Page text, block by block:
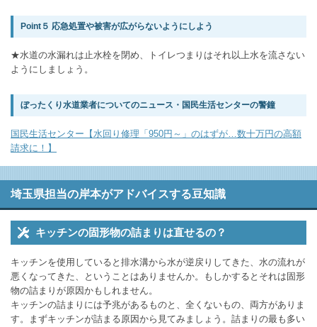
Point５ 応急処置や被害が広がらないようにしよう
★水道の水漏れは止水栓を閉め、トイレつまりはそれ以上水を流さない
ようにしましょう。
ぼったくり水道業者についてのニュース・国民生活センターの警鐘
国民生活センター【水回り修理「950円～」のはずが…数十万円の高額
請求に！】
埼玉県担当の岸本がアドバイスする豆知識
キッチンの固形物の詰まりは直せるの？
キッチンを使用していると排水溝から水が逆戻りしてきた、水の流れが
悪くなってきた、ということはありませんか。もしかするとそれは固形
物の詰まりが原因かもしれません。
キッチンの詰まりには予兆があるものと、全くないもの、両方がありま
す。まずキッチンが詰まる原因から見てみましょう。詰まりの最も多い